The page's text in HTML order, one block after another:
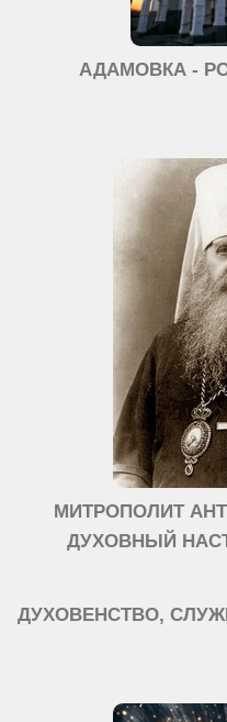
АДАМОВКА -
МИТРОПОЛИТ
ДУХОВНЫЙ
ДУХОВЕНСТВО,